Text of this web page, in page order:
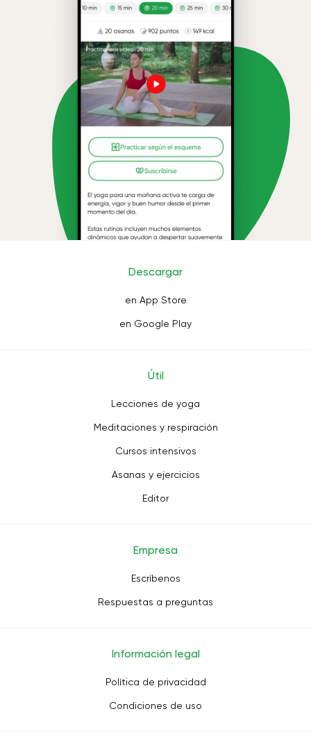
Descargar
en App Store
en Google Play
Útil
Lecciones de yoga
Meditaciones y respiración
Cursos intensivos
Asanas y ejercicios
Editor
Empresa
Escríbenos
Respuestas a preguntas
Información legal
Política de privacidad
Condiciones de uso